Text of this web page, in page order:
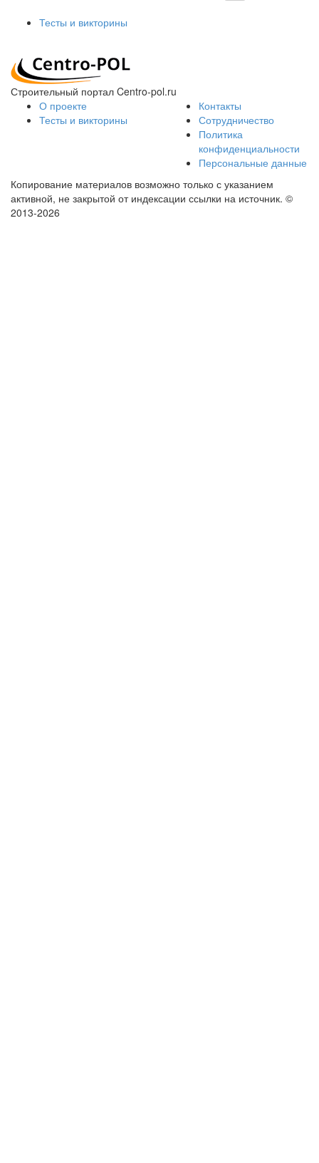
Тесты и викторины
Строительный портал Centro-pol.ru
О проекте
Тесты и викторины
Контакты
Сотрудничество
Политика
конфиденциальности
Персональные данные
Копирование материалов возможно только с указанием
активной, не закрытой от индексации ссылки на источник. ©
2013-2026